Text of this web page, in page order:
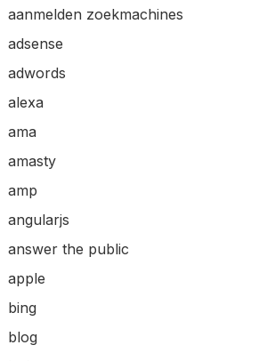
aanmelden zoekmachines
adsense
adwords
alexa
ama
amasty
amp
angularjs
answer the public
apple
bing
blog